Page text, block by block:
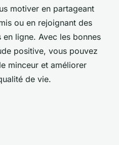
motiver en partageant
ou en rejoignant des
ligne. Avec les bonnes
positive, vous pouvez
minceur et améliorer
de vie.